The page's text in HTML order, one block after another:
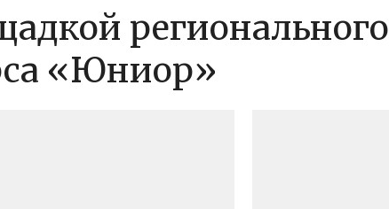
регионального
«Юниор»